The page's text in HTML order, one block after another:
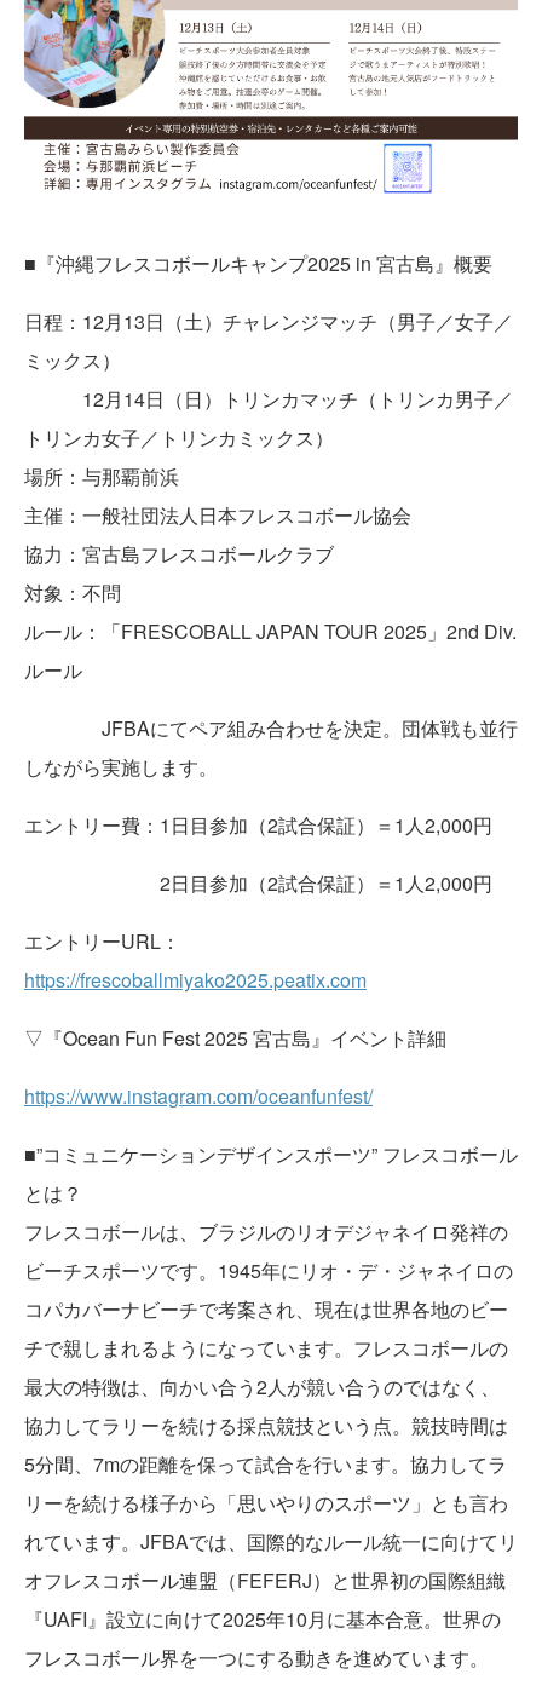
■『沖縄フレスコボールキャンプ2025 in 宮古島』概要
日程：12月13日（土）チャレンジマッチ（男子／女子／
ミックス）
12月14日（日）トリンカマッチ（トリンカ男子／
トリンカ女子／トリンカミックス）
場所：与那覇前浜
主催：一般社団法人日本フレスコボール協会
協力：宮古島フレスコボールクラブ
対象：不問
ルール：「FRESCOBALL JAPAN TOUR 2025」2nd Div.
ルール
JFBAにてペア組み合わせを決定。団体戦も並行
しながら実施します。
エントリー費：1日目参加（2試合保証）＝1人2,000円
2日目参加（2試合保証）＝1人2,000円
エントリーURL：
https://frescoballmiyako2025.peatix.com
▽『Ocean Fun Fest 2025 宮古島』イベント詳細
https://www.instagram.com/oceanfunfest/
■”コミュニケーションデザインスポーツ” フレスコボール
とは？
フレスコボールは、ブラジルのリオデジャネイロ発祥の
ビーチスポーツです。1945年にリオ・デ・ジャネイロの
コパカバーナビーチで考案され、現在は世界各地のビー
チで親しまれるようになっています。フレスコボールの
最大の特徴は、向かい合う2人が競い合うのではなく、
協力してラリーを続ける採点競技という点。競技時間は
5分間、7mの距離を保って試合を行います。協力してラ
リーを続ける様子から「思いやりのスポーツ」とも言わ
れています。JFBAでは、国際的なルール統一に向けてリ
オフレスコボール連盟（FEFERJ）と世界初の国際組織
『UAFI』設立に向けて2025年10月に基本合意。世界の
フレスコボール界を一つにする動きを進めています。